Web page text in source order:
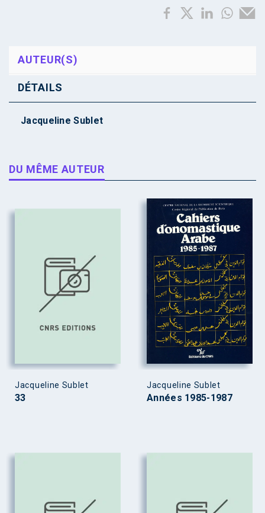
AUTEUR(S)
DÉTAILS
Jacqueline Sublet
DU MÊME AUTEUR
Jacqueline Sublet
33
Jacqueline Sublet
Années 1985-1987